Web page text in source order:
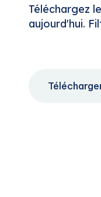
Téléchargez
aujourd'hui.